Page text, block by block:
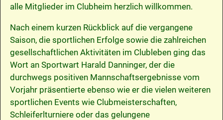
alle Mitglieder im Clubheim herzlich willkommen.
Nach einem kurzen Rückblick auf die vergangene
Saison, die sportlichen Erfolge sowie die zahlreichen
gesellschaftlichen Aktivitäten im Clubleben ging das
Wort an Sportwart Harald Danninger, der die
durchwegs positiven Mannschaftsergebnisse vom
Vorjahr präsentierte ebenso wie er die vielen weiteren
sportlichen Events wie Clubmeisterschaften,
Schleiferlturniere oder das gelungene